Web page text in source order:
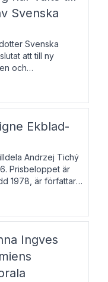
Svenska
Svenska
att till ny
och
Hallberg. Hon
Forsström på
att ta sitt inträde vid
Ekblad-
Andrzej Tichý
Prisbeloppet är
1978, är författare
2005 med den
Ingves